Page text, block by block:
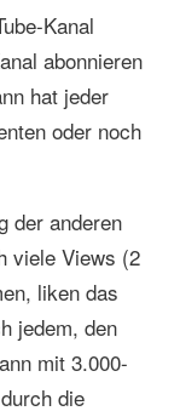
Kanal
abonnieren
hat jeder
oder noch
der anderen
viele Views (2
liken das
jedem, den
mit 3.000-
die